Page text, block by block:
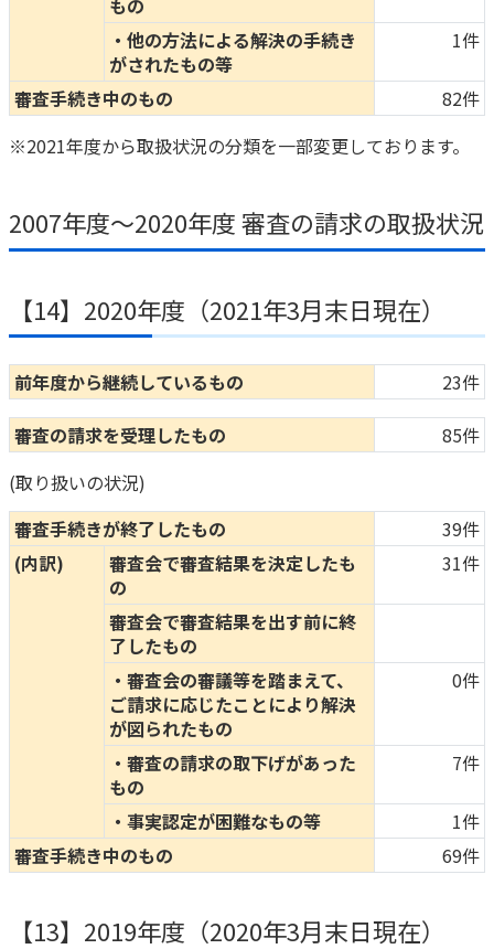
もの
・他の方法による解決の手続き
がされたもの等
1件
審査手続き中のもの
82件
※2021年度から取扱状況の分類を一部変更しております。
2007年度～2020年度 審査の請求の取扱状況
【14】2020年度（2021年3月末日現在）
前年度から継続しているもの
23件
審査の請求を受理したもの
85件
(取り扱いの状況)
審査手続きが終了したもの
39件
(内訳)
審査会で審査結果を決定したも
の
31件
審査会で審査結果を出す前に終
了したもの
・審査会の審議等を踏まえて、
ご請求に応じたことにより解決
が図られたもの
0件
・審査の請求の取下げがあった
もの
7件
・事実認定が困難なもの等
1件
審査手続き中のもの
69件
【13】2019年度（2020年3月末日現在）